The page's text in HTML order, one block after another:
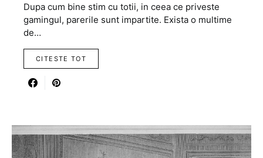
Dupa cum bine stim cu totii, in ceea ce priveste
gamingul, parerile sunt impartite. Exista o multime
de…
CITESTE TOT